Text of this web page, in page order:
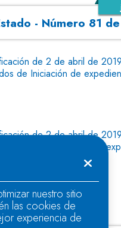
- Número 81
de 2 de abril de
de Iniciación de
de 2 de abril de
de resoluciones de
de Aguas.
nuestro sitio
las cookies de
experiencia de